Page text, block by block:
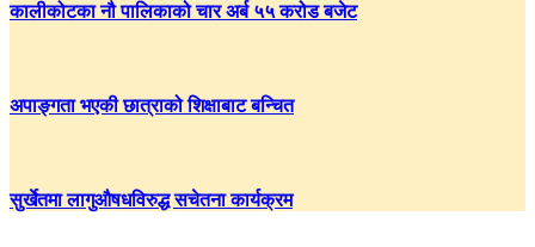
कालीकोटका नौ पालिकाको चार अर्ब ५५ करोड बजेट
अपाङ्गता भएकी छात्राको शिक्षाबाट बन्चित
सुर्खेतमा लागुऔषधविरुद्ध सचेतना कार्यक्रम